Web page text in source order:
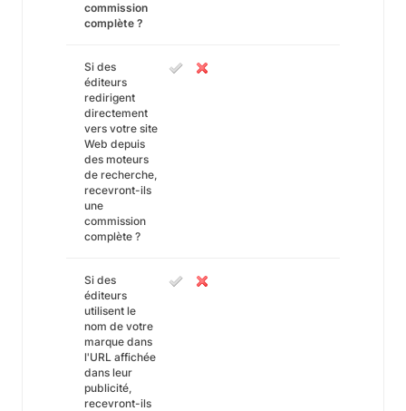
commission
complète ?
Si des
éditeurs
redirigent
directement
vers votre site
Web depuis
des moteurs
de recherche,
recevront-ils
une
commission
complète ?
Si des
éditeurs
utilisent le
nom de votre
marque dans
l'URL affichée
dans leur
publicité,
recevront-ils